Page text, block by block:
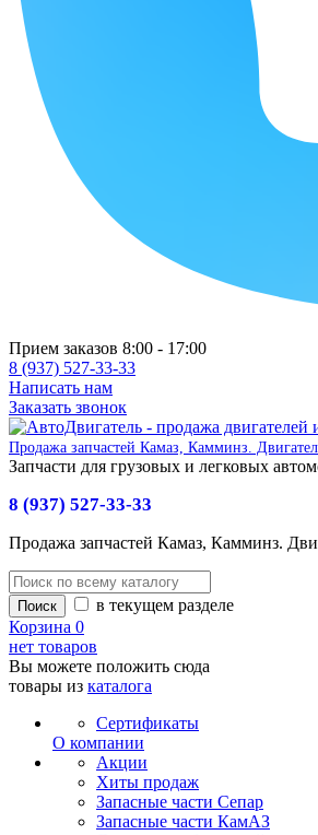
Прием заказов 8:00 - 17:00
8 (937) 527-33-33
Написать нам
Заказать звонок
Продажа запчастей Камаз, Камминз.
Запчасти для грузовых и легковых
8 (937) 527-33-33
Продажа запчастей Камаз, Камминз.
в текущем разделе
Корзина 0
нет товаров
Вы можете положить сюда
товары из каталога
Сертификаты
О компании
Акции
Хиты продаж
Запасные части Сепар
Запасные части КамАЗ